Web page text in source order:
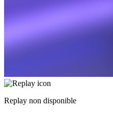
Replay non disponible